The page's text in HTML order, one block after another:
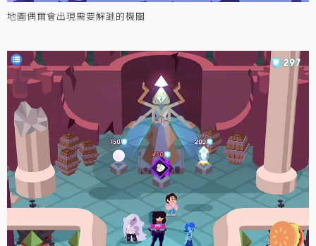
地圖偶爾會出現需要解謎的機關